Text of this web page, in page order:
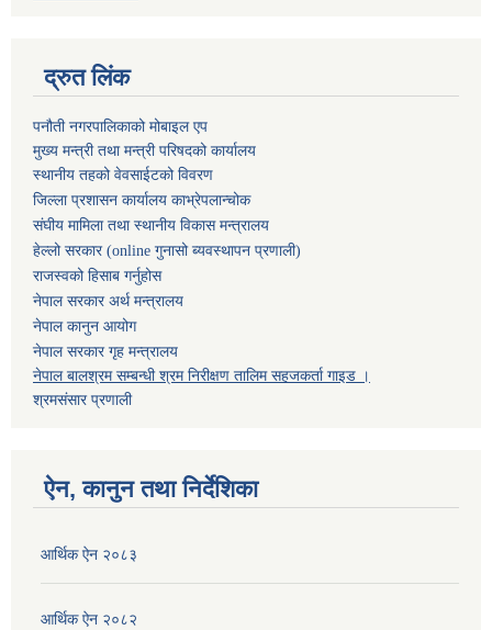
द्रुत लिंक
पनौती नगरपालिकाको मोबाइल एप
मुख्य मन्त्री तथा मन्त्री परिषदको कार्यालय
स्थानीय तहको वेवसाईटको विवरण
जिल्ला प्रशासन कार्यालय काभ्रेपलान्चोक
संघीय मामिला तथा स्थानीय विकास मन्त्रालय
हेल्लो सरकार (online गुनासो ब्यवस्थापन प्रणाली)
राजस्वको हिसाब गर्नुहोस
नेपाल सरकार अर्थ मन्त्रालय
नेपाल कानुन आयोग
नेपाल सरकार गृह मन्त्रालय
नेपाल बालश्रम सम्बन्धी श्रम निरीक्षण तालिम सहजकर्ता गाइड ।
श्रमसंसार प्रणाली
ऐन, कानुन तथा निर्देशिका
आर्थिक ऐन २०८३
आर्थिक ऐन २०८२